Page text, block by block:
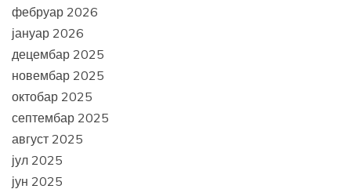
фебруар 2026
јануар 2026
децембар 2025
новембар 2025
октобар 2025
септембар 2025
август 2025
јул 2025
јун 2025